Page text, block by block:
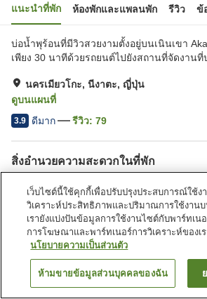
แนะนำที่พัก ห้องพักและแพลนพัก รีวิว ข้
บ่อน้ำพุร้อนที่มีวิวสวยงามตั้งอยู่บนเนินเขา
เพียง 30 นาทีด้วยรถยนต์ไปยังสถานที่จัดงาน
นครเมียวโกะ, นีงาตะ, ญี่ปุ่น
ดูบนแผนที่
3.9 ดีมาก รีวิว: 79
สิ่งอำนวยความสะดวกในที่พัก
สปา/บิวตี้ซาลอน
คาเฟ่
หน้าแรก ญี่ปุ่น นีงาตะ
นครเมียวโกะ
Akakura Onsen Hotel Taiko
ค้นหาห้องพัก
เว็บไซต์นี้ใช้คุกกี้เพื่อปรับปรุงประสบการณ์ใช้ง
วิเคราะห์ประสิทธิภาพและปริมาณการใช้งานบ
เรายังแบ่งปันข้อมูลการใช้งานไซต์กับพาร์ทเน
การโฆษณาและพาร์ทเนอร์การวิเคราะห์ของเ
นโยบายความเป็นส่วนตัว
ห้ามขายข้อมูลส่วนบุคคลของฉัน